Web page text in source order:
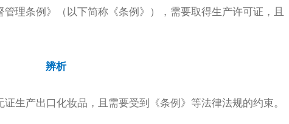
理条例》（以下简称《条例》），需要取得生产许可证，且
辨析
生产出口化妆品，且需要受到《条例》等法律法规的约束。